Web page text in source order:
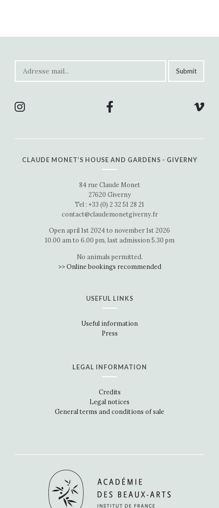
CLAUDE MONET’S HOUSE AND GARDENS - GIVERNY
84 rue Claude Monet
27620 Giverny
Tel : +33 (0) 2 32 51 28 21
contact@claudemonetgiverny.fr
Open april 1st 2024 to november 1st 2026
10.00 am to 6.00 pm, last admission 5.30 pm
No animals permitted.
>> Online bookings recommended
USEFUL LINKS
Useful information
Press
LEGAL INFORMATION
Credits
Legal notices
General terms and conditions of sale